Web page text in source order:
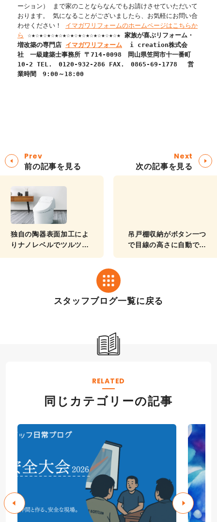
ーション） まで家のことならなんでもお請けさせていただいて
おります。 気になることがございましたら、お気軽にお問い合
わせください！ イマガワリフォームのホームページはこちらか
ら
☆★☆★☆★☆★☆★☆★☆★☆★☆★☆★☆★☆★ 家族が喜ぶリフォーム・
増改築の専門店 イマガワリフォーム
i creation株式会
社 一級建築士事務所 〒 714-0098 岡山県笠岡市十一番町
10-2 TEL. 0120-932-286 FAX. 0865-69-1778
営
業時間 9:00～18:00
Prev
前の記事を見る
独自の陶器表面加工によ
りナノレベルでツルツ
スタッフブログ一覧に戻る
Next
次の記事を見る
吊戸棚収納がボタン一つ
で目線の高さに自動で昇
RELATED
同じカテゴリーの記事